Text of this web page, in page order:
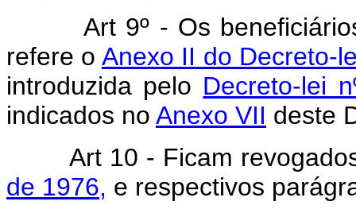
Art 9º - Os beneficiários
refere o Anexo II do Decreto-
introduzida pelo Decreto-lei
indicados no Anexo VII deste
Art 10 - Ficam
de 1976, e respectivos